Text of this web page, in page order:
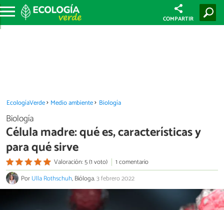
COMPARTIR
EcologíaVerde Medio ambiente Biología
Biología
Célula madre: qué es, características y
para qué sirve
Valoración: 5 (1 voto)
1 comentario
PorUlla Rothschuh, Bióloga.3 febrero 2022